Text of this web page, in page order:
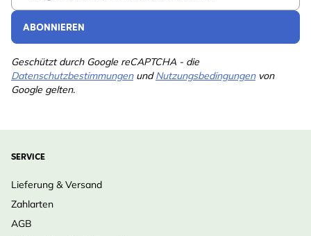
ABONNIEREN
Geschützt durch Google reCAPTCHA - die
DatenschutzbestimmungenundNutzungsbedingungenvon
Google gelten.
SERVICE
Lieferung & Versand
Zahlarten
AGB